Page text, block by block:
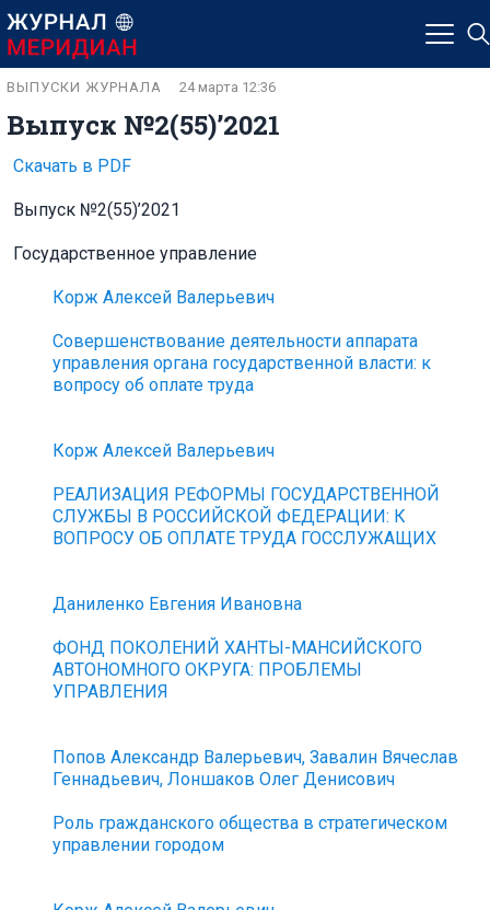
Выпуск №2(55)’2021
ВЫПУСКИ ЖУРНАЛА 24 марта 12:36
Скачать в PDF
Выпуск №2(55)’2021
Государственное управление
Корж Алексей Валерьевич
Совершенствование деятельности аппарата
управления органа государственной власти: к
вопросу об оплате труда
Корж Алексей Валерьевич
РЕАЛИЗАЦИЯ РЕФОРМЫ ГОСУДАРСТВЕННОЙ
СЛУЖБЫ В РОССИЙСКОЙ ФЕДЕРАЦИИ: К
ВОПРОСУ ОБ ОПЛАТЕ ТРУДА ГОССЛУЖАЩИХ
Даниленко Евгения Ивановна
ФОНД ПОКОЛЕНИЙ ХАНТЫ-МАНСИЙСКОГО
АВТОНОМНОГО ОКРУГА: ПРОБЛЕМЫ
УПРАВЛЕНИЯ
Попов Александр Валерьевич, Завалин Вячеслав
Геннадьевич, Лоншаков Олег Денисович
Роль гражданского общества в стратегическом
управлении городом